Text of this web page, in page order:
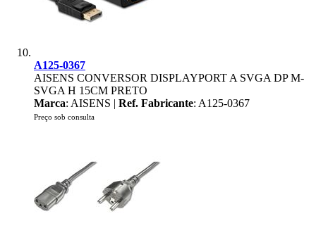
A125-0367
AISENS CONVERSOR DISPLAYPORT A SVGA DP M-
SVGA H 15CM PRETO
Marca: AISENS | Ref. Fabricante: A125-0367
Preço sob consulta